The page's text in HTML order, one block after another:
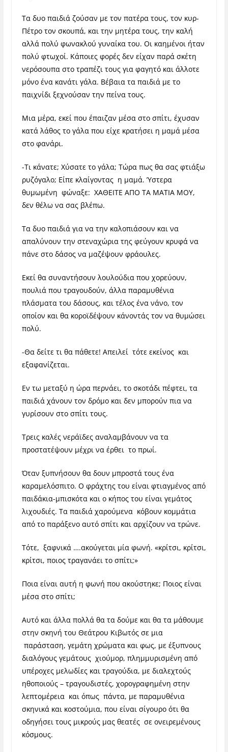
Τα δυο παιδιά ζούσαν με τον πατέρα τους, τον κυρ-
Πέτρο τον σκουπά, και την μητέρα τους, την καλή
αλλά πολύ φωνακλού γυναίκα του. Οι καημένοι ήταν
πολύ φτωχοί. Κάποιες φορές δεν είχαν παρά σκέτη
νερόσουπα στο τραπέζι τους για φαγητό και άλλοτε
μόνο ένα κανάτι γάλα. Βέβαια τα παιδιά με το
παιχνίδι ξεχνούσαν την πείνα τους.
Μια μέρα, εκεί που έπαιζαν μέσα στο σπίτι, έχυσαν
κατά λάθος το γάλα που είχε κρατήσει η μαμά μέσα
στο φανάρι.
-Τι κάνατε; Χύσατε το γάλα; Τώρα πως θα σας φτιάξω
ρυζόγαλο; Είπε κλαίγοντας η μαμά. Ύστερα
θυμωμένη φώναξε: ΧΑΘΕΙΤΕ ΑΠΟ ΤΑ ΜΑΤΙΑ ΜΟΥ,
δεν θέλω να σας βλέπω.
Τα δυο παιδιά για να την καλοπιάσουν και να
απαλύνουν την στεναχώρια της φεύγουν κρυφά να
πάνε στο δάσος να μαζέψουν φράουλες.
Εκεί θα συναντήσουν λουλούδια που χορεύουν,
πουλιά που τραγουδούν, άλλα παραμυθένια
πλάσματα του δάσους, και τέλος ένα νάνο, τον
οποίον και θα κοροϊδέψουν κάνοντάς τον να θυμώσει
πολύ.
-Θα δείτε τι θα πάθετε! Απειλεί τότε εκείνος και
εξαφανίζεται.
Εν τω μεταξύ η ώρα περνάει, το σκοτάδι πέφτει, τα
παιδιά χάνουν τον δρόμο και δεν μπορούν πια να
γυρίσουν στο σπίτι τους.
Τρεις καλές νεράϊδες αναλαμβάνουν να τα
προστατέψουν μέχρι να έρθει το πρωί.
Όταν ξυπνήσουν θα δουν μπροστά τους ένα
καραμελόσπιτο. Ο φράχτης του είναι φτιαγμένος από
παιδάκια-μπισκότα και ο κήπος του είναι γεμάτος
λιχουδιές. Τα παιδιά χαρούμενα κόβουν κομμάτια
από το παράξενο αυτό σπίτι και αρχίζουν να τρώνε.
Τότε, ξαφνικά ….ακούγεται μία φωνή. «κρίτσι, κρίτσι,
κρίτσι, ποιος τραγανάει το σπίτι;»
Ποια είναι αυτή η φωνή που ακούστηκε; Ποιος είναι
μέσα στο σπίτι;
Αυτό και άλλα πολλά θα τα δούμε και θα τα μάθουμε
στην σκηνή του Θεάτρου Κιβωτός σε μια
παράσταση, γεμάτη χρώματα και φως, με έξυπνους
διαλόγους γεμάτους χιούμορ, πλημμυρισμένη από
υπέροχες μελωδίες και τραγούδια, με διαλεχτούς
ηθοποιούς – τραγουδιστές, χορογραφημένη στην
λεπτομέρεια και όπως πάντα, με παραμυθένια
σκηνικά και κοστούμια, που είναι σίγουρο ότι θα
οδηγήσει τους μικρούς μας θεατές σε ονειρεμένους
κόσμους.